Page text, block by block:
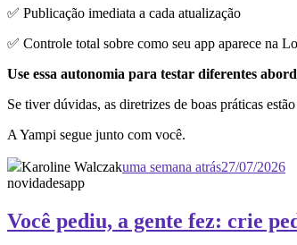
✅ Publicação imediata a cada atualização
✅ Controle total sobre como seu app aparece na
Use essa autonomia para testar diferentes
Se tiver dúvidas, as diretrizes de boas práticas
A Yampi segue junto com você.
Karoline Walczakuma semana atrás27/07/2026
novidadesapp
Você pediu, a gente fez: crie